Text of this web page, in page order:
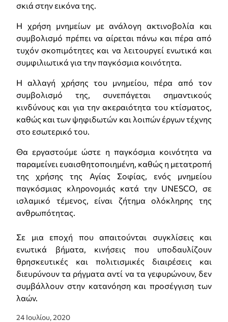
σκιά στην εικόνα της.
Η χρήση μνημείων με ανάλογη ακτινοβολία και
συμβολισμό πρέπει να αίρεται πάνω και πέρα από
τυχόν σκοπιμότητες και να λειτουργεί ενωτικά και
συμφιλιωτικά για την παγκόσμια κοινότητα.
Η αλλαγή χρήσης του μνημείου, πέρα από τον
συμβολισμό της, συνεπάγεται σημαντικούς
κινδύνους και για την ακεραιότητα του κτίσματος,
καθώς και των ψηφιδωτών και λοιπών έργων τέχνης
στο εσωτερικό του.
Θα εργαστούμε ώστε η παγκόσμια κοινότητα να
παραμείνει ευαισθητοποιημένη, καθώς η μετατροπή
της χρήσης της Αγίας Σοφίας, ενός μνημείου
παγκόσμιας κληρονομιάς κατά την UNESCO, σε
ισλαμικό τέμενος, είναι ζήτημα ολόκληρης της
ανθρωπότητας.
Σε μια εποχή που απαιτούνται συγκλίσεις και
ενωτικά βήματα, κινήσεις που υποδαυλίζουν
θρησκευτικές και πολιτισμικές διαιρέσεις και
διευρύνουν τα ρήγματα αντί να τα γεφυρώνουν, δεν
συμβάλλουν στην κατανόηση και προσέγγιση των
λαών.
24 Ιουλίου, 2020